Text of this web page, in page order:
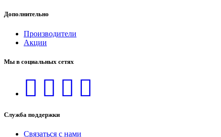
Дополнительно
Производители
Акции
Мы в социальных сетях
Служба поддержки
Связаться с нами